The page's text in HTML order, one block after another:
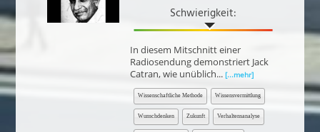
Schwierigkeit:
In diesem Mitschnitt einer
Radiosendung demonstriert Jack
Catran, wie unüblich... [...mehr]
Wissenschaftliche Methode Wissensvermittlung
Wunschdenken Zukunft Verhaltensanalyse